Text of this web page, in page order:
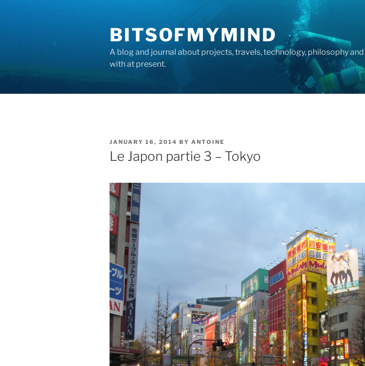
BITSOFMYMIND
A blog and journal about projects, travels, technology, philosophy
with at present.
POSTED
ON
JANUARY 16, 2014 BY ANTOINE
Le Japon partie 3 – Tokyo